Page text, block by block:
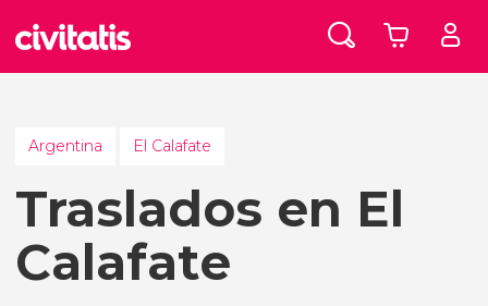
Argentina El Calafate
Traslados en El
Calafate